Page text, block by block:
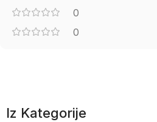
0
0
Iz Kategorije